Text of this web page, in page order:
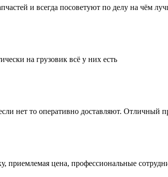
и всегда посоветуют по делу на чём
на грузовик всё у них есть
нет то оперативно доставляют. Отличный
приемлемая цена, профессиональные